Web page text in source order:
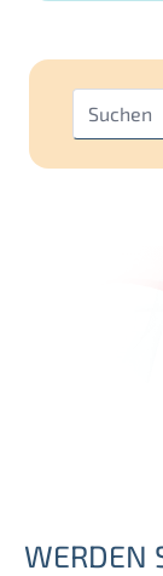
WERDEN